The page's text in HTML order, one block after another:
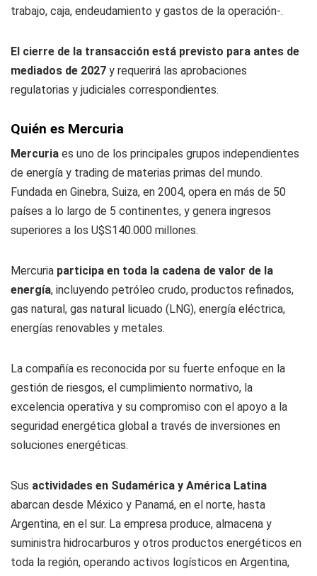
trabajo, caja, endeudamiento y gastos de la operación-.
El cierre de la transacción está previsto para antes de
mediados de 2027 y requerirá las aprobaciones
regulatorias y judiciales correspondientes.
Quién es Mercuria
Mercuria es uno de los principales grupos independientes
de energía y trading de materias primas del mundo.
Fundada en Ginebra, Suiza, en 2004, opera en más de 50
países a lo largo de 5 continentes, y genera ingresos
superiores a los U$S140.000 millones.
Mercuria participa en toda la cadena de valor de la
energía, incluyendo petróleo crudo, productos refinados,
gas natural, gas natural licuado (LNG), energía eléctrica,
energías renovables y metales.
La compañía es reconocida por su fuerte enfoque en la
gestión de riesgos, el cumplimiento normativo, la
excelencia operativa y su compromiso con el apoyo a la
seguridad energética global a través de inversiones en
soluciones energéticas.
Sus actividades en Sudamérica y América Latina
abarcan desde México y Panamá, en el norte, hasta
Argentina, en el sur. La empresa produce, almacena y
suministra hidrocarburos y otros productos energéticos en
toda la región, operando activos logísticos en Argentina,